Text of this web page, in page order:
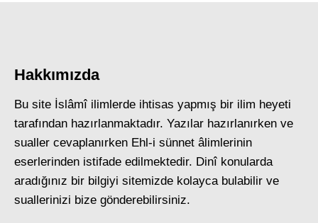
Hakkımızda
Bu site İslâmî ilimlerde ihtisas yapmış bir ilim heyeti
tarafından hazırlanmaktadır. Yazılar hazırlanırken ve
sualler cevaplanırken Ehl-i sünnet âlimlerinin
eserlerinden istifade edilmektedir. Dinî konularda
aradığınız bir bilgiyi sitemizde kolayca bulabilir ve
suallerinizi bize gönderebilirsiniz.